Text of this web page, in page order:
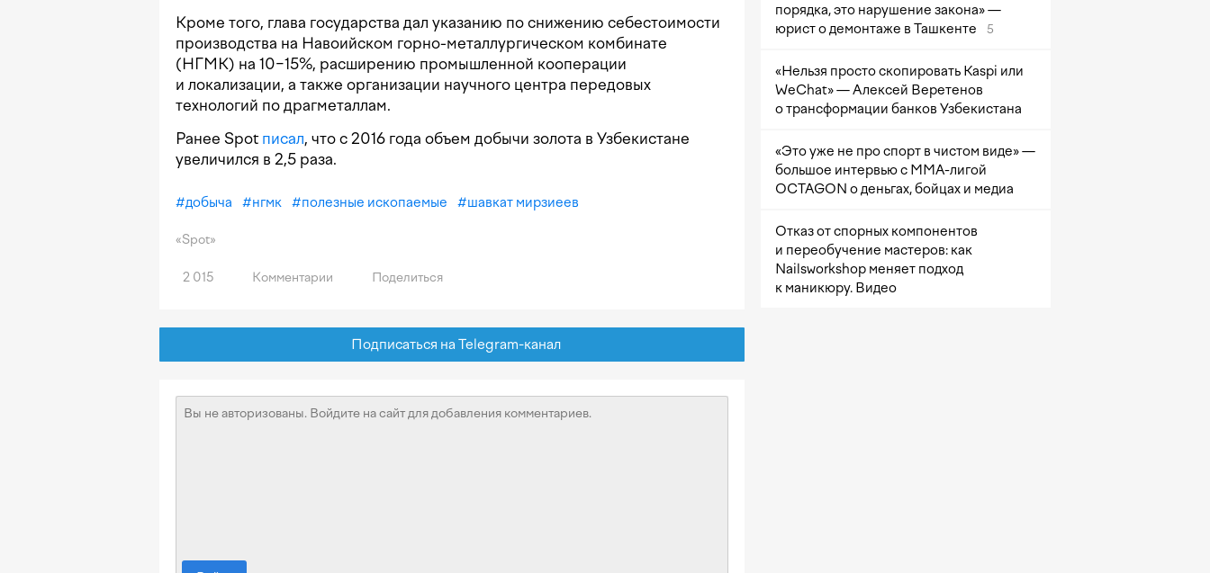
Кроме того, глава государства дал указанию по снижению себестоимости
производства на Навоийском горно-металлургическом комбинате
(НГМК) на 10−15%, расширению промышленной кооперации
и локализации, а также организации научного центра передовых
технологий по драгметаллам.
Ранее Spot писал, что с 2016 года объем добычи золота в Узбекистане
увеличился в 2,5 раза.
#добыча #нгмк #полезные ископаемые #шавкат мирзиеев
«Spot»
2 015 Комментарии Поделиться
Подписаться на Telegram-канал
порядка, это нарушение закона» —
юрист о демонтаже в Ташкенте
5
«Нельзя просто скопировать Kaspi или
WeChat» — Алексей Веретенов
о трансформации банков Узбекистана
«Это уже не про спорт в чистом виде» —
большое интервью с ММА-лигой
OCTAGON о деньгах, бойцах и медиа
Отказ от спорных компонентов
и переобучение мастеров: как
Nailsworkshop меняет подход
к маникюру. Видео